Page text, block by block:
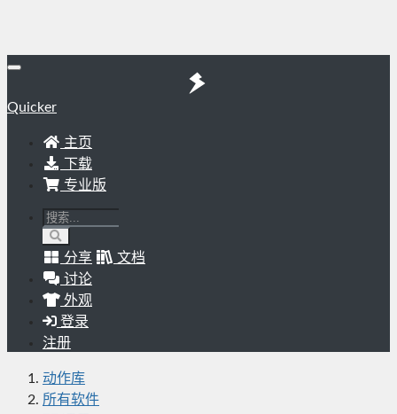
Quicker
主页
下载
专业版
分享
文档
讨论
外观
登录
注册
动作库
所有软件